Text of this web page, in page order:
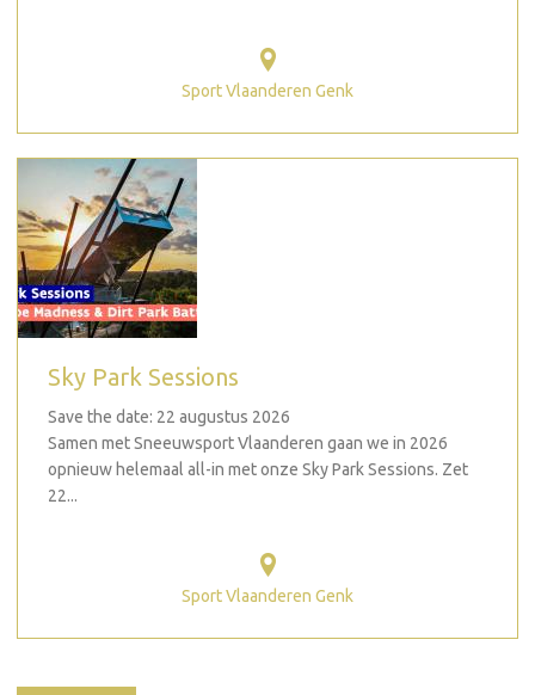
Sport Vlaanderen Genk
Sky Park Sessions
Save the date: 22 augustus 2026
Samen met Sneeuwsport Vlaanderen gaan we in 2026
opnieuw helemaal all-in met onze Sky Park Sessions. Zet
22...
Sport Vlaanderen Genk